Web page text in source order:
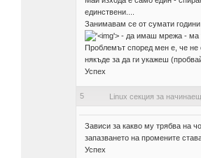
единствени....
Занимавам се от сумати
'>- да имаш мрежа - ма
Проблемът според мен е, че не
някъде за да ги укажеш
Успех
5 Linux секция за
Зависи за какво му трябва на
запазването на промените
Успех